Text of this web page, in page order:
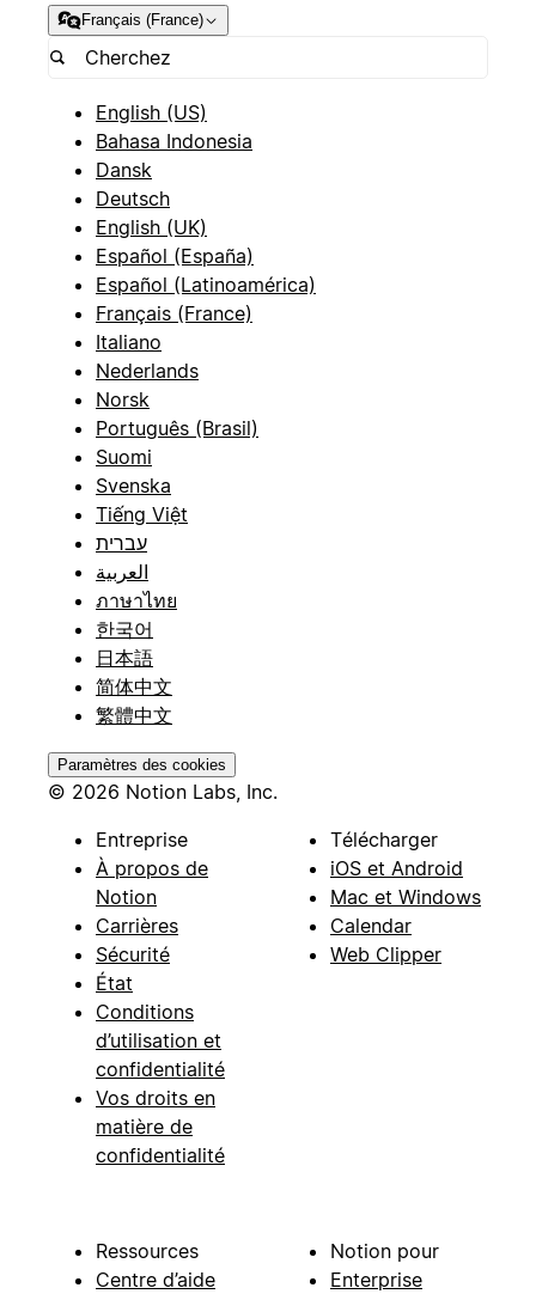
Français (France)
English (US)
Bahasa Indonesia
Dansk
Deutsch
English (UK)
Español (España)
Español (Latinoamérica)
Français (France)
Italiano
Nederlands
Norsk
Português (Brasil)
Suomi
Svenska
Tiếng Việt
עברית
العربية
ภาษาไทย
한국어
日本語
简体中文
繁體中文
Paramètres des cookies
© 2026 Notion Labs, Inc.
Entreprise
À propos de
Notion
Carrières
Sécurité
État
Conditions
d’utilisation et
confidentialité
Vos droits en
matière de
confidentialité
Télécharger
iOS et Android
Mac et Windows
Calendar
Web Clipper
Ressources
Centre d’aide
Notion pour
Enterprise